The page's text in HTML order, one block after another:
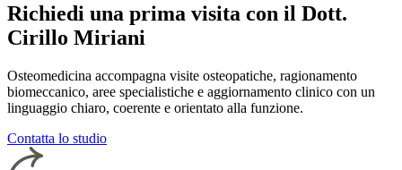
Richiedi una prima visita con il Dott.
Cirillo Miriani
Osteomedicina accompagna visite osteopatiche, ragionamento
biomeccanico, aree specialistiche e aggiornamento clinico con un
linguaggio chiaro, coerente e orientato alla funzione.
Contatta lo studio